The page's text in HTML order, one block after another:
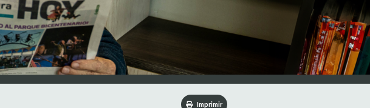
Imprimir